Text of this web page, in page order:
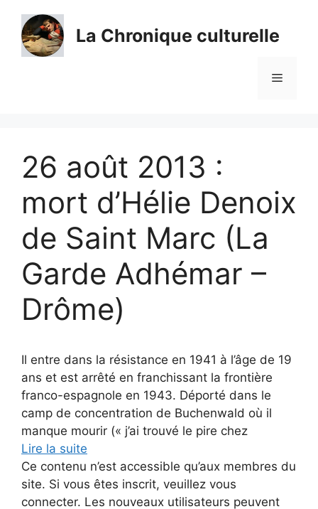
contenu
La Chronique culturelle
Menu
26 août 2013 :
mort d’Hélie Denoix
de Saint Marc (La
Garde Adhémar –
Drôme)
Il entre dans la résistance en 1941 à l’âge de 19
ans et est arrêté en franchissant la frontière
franco-espagnole en 1943. Déporté dans le
camp de concentration de Buchenwald où il
manque mourir (« j’ai trouvé le pire chez
Lire la suite
Ce contenu n’est accessible qu’aux membres du
site. Si vous êtes inscrit, veuillez vous
connecter. Les nouveaux utilisateurs peuvent